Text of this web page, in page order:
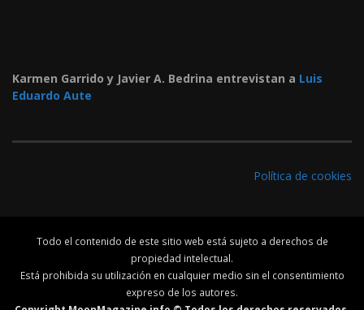
Karmen Garrido y Javier A. Bedrina entrevistan a Luis
Eduardo Aute
Política de cookies
Todo el contenido de este sitio web está sujeto a derechos de
propiedad intelectual.
Está prohibida su utilización en cualquier medio sin el consentimiento
expreso de los autores.